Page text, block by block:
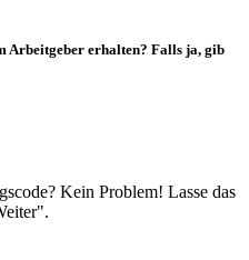
Arbeitgeber erhalten? Falls ja, gib
Kein Problem! Lasse das